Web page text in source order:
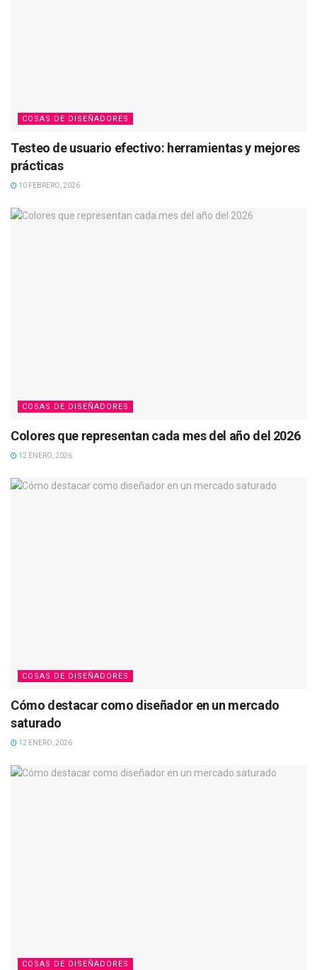
COSAS DE DISEÑADORES
Testeo de usuario efectivo: herramientas y mejores
prácticas
10 FEBRERO, 2026
COSAS DE DISEÑADORES
Colores que representan cada mes del año del 2026
12 ENERO, 2026
COSAS DE DISEÑADORES
Cómo destacar como diseñador en un mercado
saturado
12 ENERO, 2026
COSAS DE DISEÑADORES